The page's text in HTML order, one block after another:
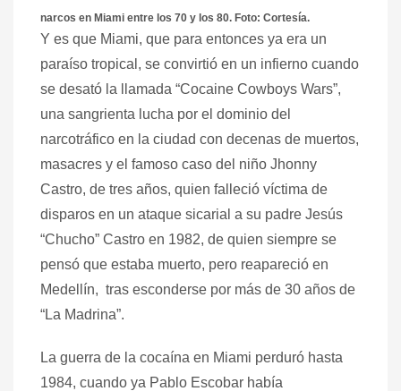
narcos en Miami entre los 70 y los 80. Foto: Cortesía.
Y es que Miami, que para entonces ya era un
paraíso tropical, se convirtió en un infierno cuando
se desató la llamada “Cocaine Cowboys Wars”,
una sangrienta lucha por el dominio del
narcotráfico en la ciudad con decenas de muertos,
masacres y el famoso caso del niño Jhonny
Castro, de tres años, quien falleció víctima de
disparos en un ataque sicarial a su padre Jesús
“Chucho” Castro en 1982, de quien siempre se
pensó que estaba muerto, pero reapareció en
Medellín, tras esconderse por más de 30 años de
“La Madrina”.
La guerra de la cocaína en Miami perduró hasta
1984, cuando ya Pablo Escobar había